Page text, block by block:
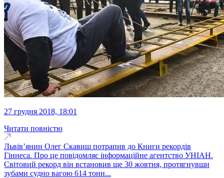
27 грудня 2018, 18:01
Читати повністю
Львів’янин Олег Скавиш потрапив до Книги рекордів
Гіннеса. Про це повідомляє інформаційне агентство УНІАН.
Світовий рекорд він встановив ще 30 жовтня, протягнувши
зубами судно вагою 614 тонн...